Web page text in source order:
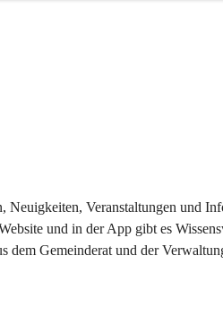
Veranstaltungen und
und in der App gibt es
dem Gemeinderat und der